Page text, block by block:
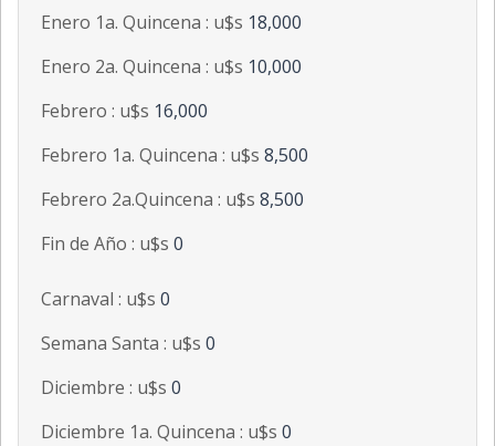
Enero 1a. Quincena : u$s 18,000
Enero 2a. Quincena : u$s 10,000
Febrero : u$s 16,000
Febrero 1a. Quincena : u$s 8,500
Febrero 2a.Quincena : u$s 8,500
Fin de Año : u$s 0
Carnaval : u$s 0
Semana Santa : u$s 0
Diciembre : u$s 0
Diciembre 1a. Quincena : u$s 0